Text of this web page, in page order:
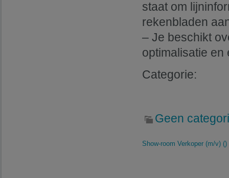
staat om
rekenbladen
– Je beschikt
optimalisatie en
Categorie:
Geen
Show-room Verkoper (m/v) ()